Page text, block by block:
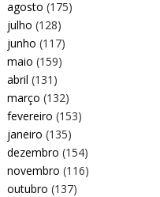
agosto (175)
julho (128)
junho (117)
maio (159)
abril (131)
março (132)
fevereiro (153)
janeiro (135)
dezembro (154)
novembro (116)
outubro (137)